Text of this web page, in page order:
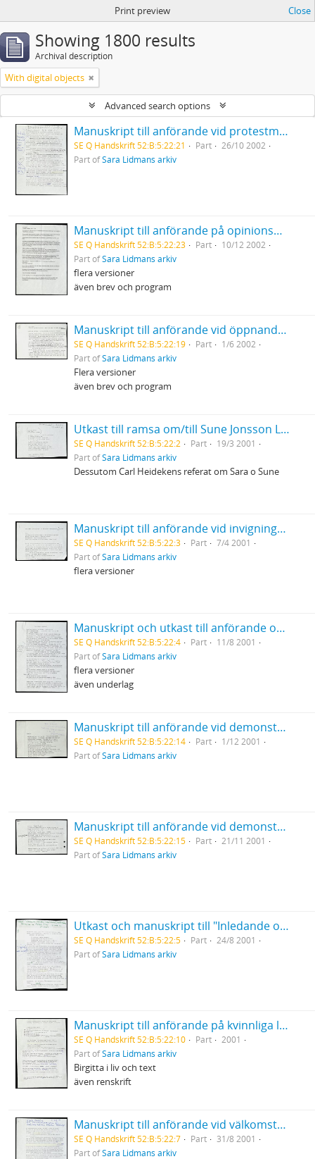
Print preview Close
Showing 1800 results
Archival description
With digital objects
Advanced search options
Manuskript till anförande vid protestmöte mot USA:s krig i Irak Luleå stadshus
SE Q Handskrift 52:B:5:22:21 Part
26/10 2002
Part ofSara Lidmans arkiv
Manuskript till anförande på opinionsmöte på de mänskliga rättigheternas dag mot USA:s krigshot mot Irak i ABF-huset Stockholm
SE Q Handskrift 52:B:5:22:23 Part
10/12 2002
Part ofSara Lidmans arkiv
flera versioner
även brev och program
Manuskript till anförande vid öppnandet av den nordiska kongressen inom obstetrik och gynekologi i Umeå
SE Q Handskrift 52:B:5:22:19 Part
1/6 2002
Part ofSara Lidmans arkiv
Flera versioner
även brev och program
Utkast till ramsa om/till Sune Jonsson Länsmuseet i Umeå
SE Q Handskrift 52:B:5:22:2 Part
19/3 2001
Part ofSara Lidmans arkiv
Dessutom Carl Heidekens referat om Sara o Sune
Manuskript till anförande vid invigningen av biblioteket Renfors/Vindeln
SE Q Handskrift 52:B:5:22:3 Part
7/4 2001
Part ofSara Lidmans arkiv
flera versioner
Manuskript och utkast till anförande om Hjördis Schymberg i Alnö kyrka
SE Q Handskrift 52:B:5:22:4 Part
11/8 2001
Part ofSara Lidmans arkiv
flera versioner
även underlag
Manuskript till anförande vid demonstration mot USA:s krig mot Afghanistan Medborgarplatsen
SE Q Handskrift 52:B:5:22:14 Part
1/12 2001
Part ofSara Lidmans arkiv
Manuskript till anförande vid demonstration mot USA:s bombningar i Afghanistan I Umeå
SE Q Handskrift 52:B:5:22:15 Part
21/11 2001
Part ofSara Lidmans arkiv
Utkast och manuskript till "Inledande ord före Sven David Sandströms musik till en Mölna-Elegi" på Slottet
SE Q Handskrift 52:B:5:22:5 Part
24/8 2001
Part ofSara Lidmans arkiv
Manuskript till anförande på kvinnliga litteraturvetares konferens med Birgitta Holms 65-års dag som anledning för semenariet
SE Q Handskrift 52:B:5:22:10 Part
2001
Part ofSara Lidmans arkiv
Birgitta i liv och text
även renskrift
Manuskript till anförande vid välkomstceremoni för lärarhögskolans första årskurs (Aula Nordica, Umeå)
SE Q Handskrift 52:B:5:22:7 Part
31/8 2001
Part ofSara Lidmans arkiv